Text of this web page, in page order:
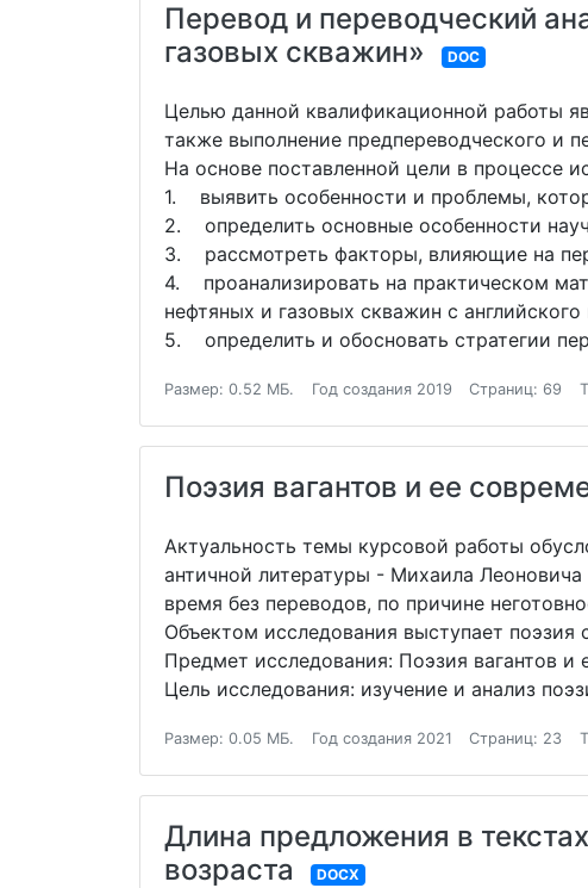
Перевод и переводческий
газовых скважин»
DOC
Целью данной квалификационной работы
также выполнение предпереводческого и
На основе поставленной цели в процессе
1. выявить особенности и проблемы,
2. определить основные особенности
3. рассмотреть факторы, влияющие на
4. проанализировать на практическом
нефтяных и газовых скважин с
5. определить и обосновать стратегии
Размер: 0.52 МБ. Год создания 2019 Страниц: 69
Поэзия вагантов и ее
Актуальность темы курсовой работы
античной литературы - Михаила
время без переводов, по причине
Объектом исследования выступает поэзия
Предмет исследования: Поэзия вагантов
Цель исследования: изучение и анализ
Размер: 0.05 МБ. Год создания 2021 Страниц: 23
Длина предложения в
возраста
DOCX